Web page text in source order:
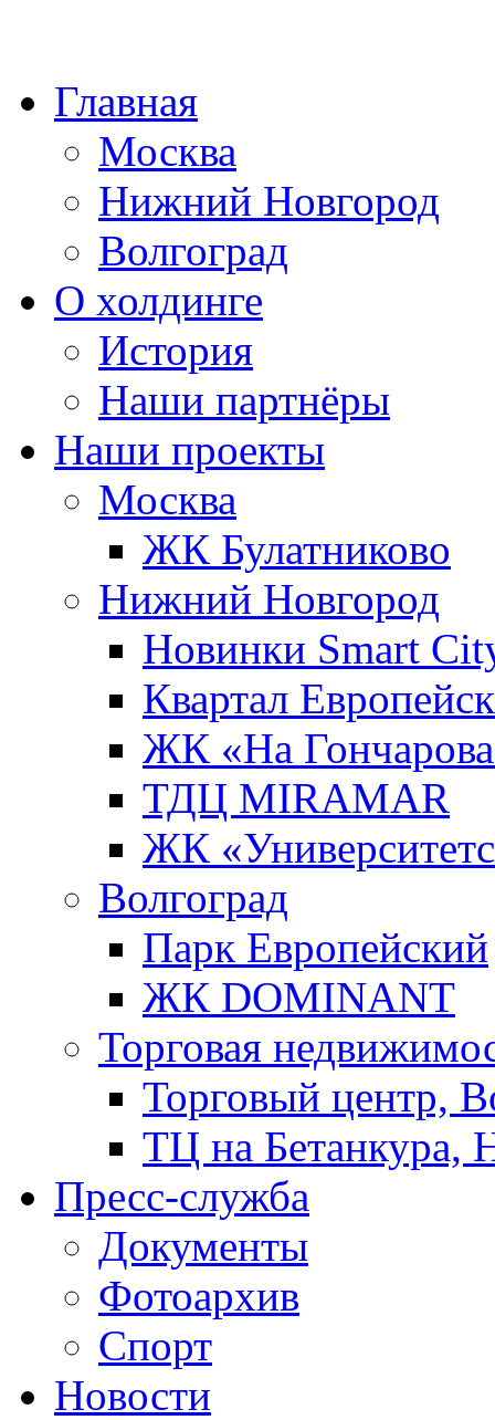
Главная
Москва
Нижний Новгород
Волгоград
О холдинге
История
Наши партнёры
Наши проекты
Москва
ЖК Булатниково
Нижний Новгород
Новинки Smart
Квартал
ЖК «На
ТДЦ MIRAMAR
ЖК
Волгоград
Парк Европейский
ЖК DOMINANT
Торговая
Торговый центр,
ТЦ на Бетанкура,
Пресс-служба
Документы
Фотоархив
Спорт
Новости